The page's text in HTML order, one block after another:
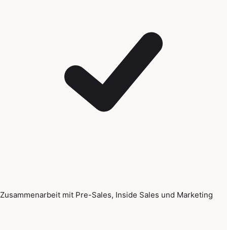
Zusammenarbeit mit Pre-Sales, Inside Sales und Marketing